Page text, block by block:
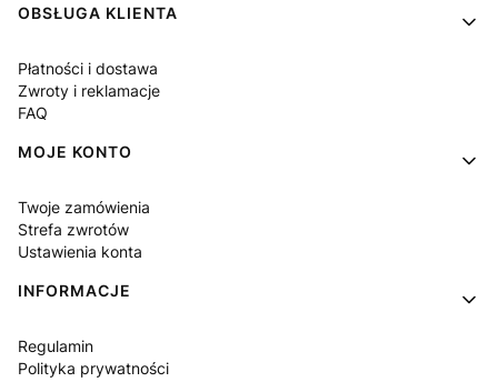
Linki w stopce
OBSŁUGA KLIENTA
Płatności i dostawa
Zwroty i reklamacje
FAQ
MOJE KONTO
Twoje zamówienia
Strefa zwrotów
Ustawienia konta
INFORMACJE
Regulamin
Polityka prywatności